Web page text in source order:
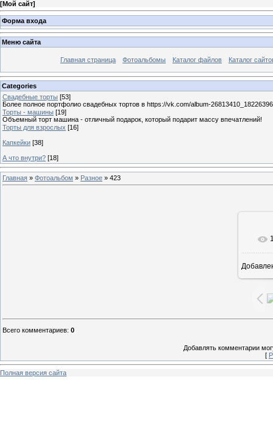
[Мой сайт]
Форма входа
Меню сайта
Главная страница Фотоальбомы Каталог файлов Каталог
Categories
Свадебные торты [53]
Более полное портфолио свадебных тортов в https://vk.com/album-
Торты - машины [19]
Объемный торт машина - отличный подарок, который подарит массу впечатлений!
Торты для взрослых [16]
Капкейки [38]
А что внутри? [18]
Главная » Фотоальбом » Разное » 423
Всего комментариев: 0
Добавлять комментарии
[
Полная версия сайта